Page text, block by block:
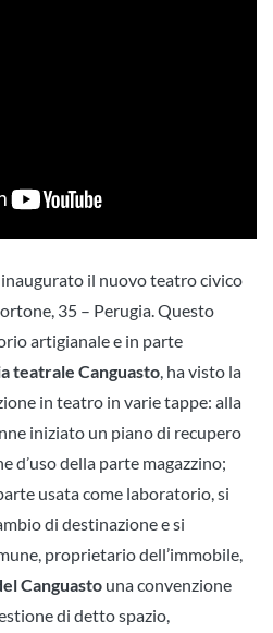
il nuovo teatro civico
35 – Perugia. Questo
artigianale e in parte
teatrale Canguasto , ha visto la
in teatro in varie tappe: alla
iniziato un piano di recupero
d’uso della parte magazzino;
usata come laboratorio, si
di destinazione e si
proprietario dell’immobile,
Canguasto una convenzione
di detto spazio,